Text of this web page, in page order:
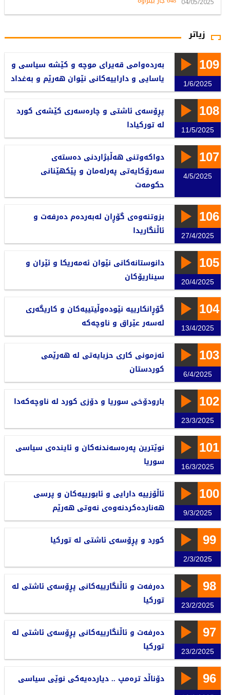
04/05/2025
زیاتر
109
1/6/2025
بەردەوامی قەیرای موچە و کێشە سیاسی و
یاسایی و داراییەکانی نێوان هەرێم و بەغداد
108
11/5/2025
پڕۆسەی ئاشتی و چارەسەری کێشەی کورد
لە تورکیادا
107
4/5/2025
دواکەوتنی هەڵبژاردنی دەستەی
سەرۆکایەتی پەرلەمان و پێکهێنانی
حکومەت
106
27/4/2025
بزوتنەوەی گۆڕان لەبەردەم دەرفەت و
ئاڵنگاریدا
105
20/4/2025
دانوستانەکانی نێوان ئەمەریکا و ئێران و
سیناریۆکان
104
13/4/2025
گۆڕانکارییە نێودەوڵيتییەکان و کاریگەری
لەسەر عێراق و ناوچەکە
103
6/4/2025
ئەزمونی کاری حزبایەتی لە هەرێمی
کوردستان
102
23/3/2025
بارودۆخی سوریا و دۆزی کورد لە ناوچەکەدا
101
16/3/2025
نوێترین پەرەسەندنەکان و ئایندەی سیاسی
سوریا
100
9/3/2025
ئاڵۆزییە دارایی و ئابورییەکان و پرسی
هەناردەکردنەوەی نەوتی هەرێم
99
2/3/2025
کورد و پڕۆسەی ئاشتی لە تورکیا
98
23/2/2025
دەرفەت و ئاڵنگارییەکانی پڕۆسەی ئاشتی لە
تورکیا
97
23/2/2025
دەرفەت و ئاڵنگارییەکانی پڕۆسەی ئاشتی لە
تورکیا
96 دۆناڵد ترەمپ .. دیاردەیەکی نوێی سیاسی